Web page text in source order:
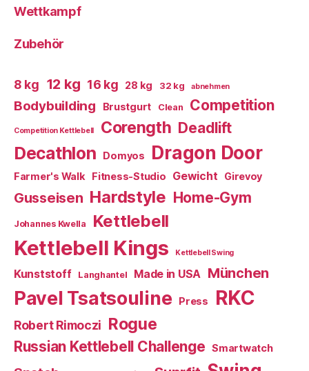
Wettkampf
Zubehör
8 kg 12 kg 16 kg 28 kg 32 kg abnehmen
Bodybuilding Brustgurt Clean Competition
Competition Kettlebell Corength Deadlift
Decathlon Domyos Dragon Door
Farmer's Walk Fitness-Studio Gewicht Girevoy
Gusseisen Hardstyle Home-Gym
Johannes Kwella Kettlebell
Kettlebell Kings Kettlebell Swing
Kunststoff Langhantel Made in USA München
Pavel Tsatsouline Press RKC
Robert Rimoczi Rogue
Russian Kettlebell Challenge Smartwatch